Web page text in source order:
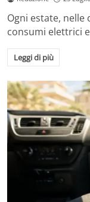
Ogni estate, nelle
consumi elettrici
Leggi di più